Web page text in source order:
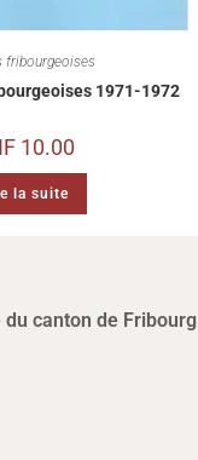
fribourgeoises
1971-1972
10.00
la suite
du canton de Fribourg